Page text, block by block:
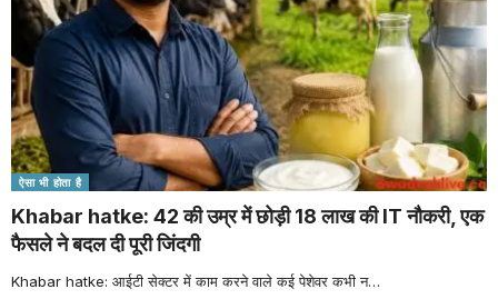
ऐसा भी होता है
Khabar hatke: 42 की उम्र में छोड़ी 18 लाख की IT नौकरी, एक
फैसले ने बदल दी पूरी जिंदगी
Khabar hatke: आईटी सेक्टर में काम करने वाले कई पेशेवर कभी न…